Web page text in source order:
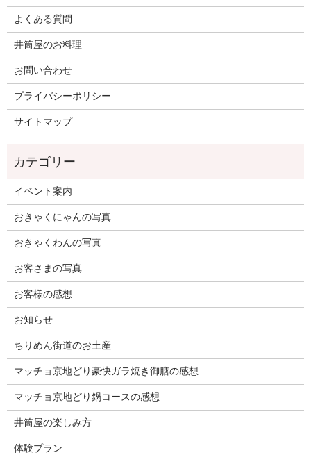
よくある質問
井筒屋のお料理
お問い合わせ
プライバシーポリシー
サイトマップ
イベント案内
おきゃくにゃんの写真
おきゃくわんの写真
お客さまの写真
お客様の感想
お知らせ
ちりめん街道のお土産
マッチョ京地どり豪快ガラ焼き御膳の感想
マッチョ京地どり鍋コースの感想
井筒屋の楽しみ方
体験プラン